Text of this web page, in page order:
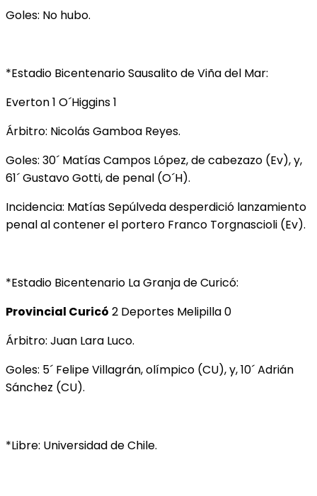
Goles: No hubo.
*Estadio Bicentenario Sausalito de Viña del Mar:
Everton 1 O´Higgins 1
Árbitro: Nicolás Gamboa Reyes.
Goles: 30´ Matías Campos López, de cabezazo (Ev), y,
61´ Gustavo Gotti, de penal (O´H).
Incidencia: Matías Sepúlveda desperdició lanzamiento
penal al contener el portero Franco Torgnascioli (Ev).
*Estadio Bicentenario La Granja de Curicó:
Provincial Curicó 2 Deportes Melipilla 0
Árbitro: Juan Lara Luco.
Goles: 5´ Felipe Villagrán, olímpico (CU), y, 10´ Adrián
Sánchez (CU).
*Libre: Universidad de Chile.